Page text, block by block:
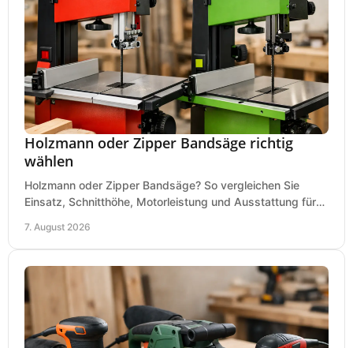
Holzmann oder Zipper Bandsäge richtig
wählen
Holzmann oder Zipper Bandsäge? So vergleichen Sie
Einsatz, Schnitthöhe, Motorleistung und Ausstattung für
7. August 2026